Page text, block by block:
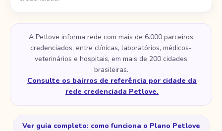
A Petlove informa rede com mais de 6.000 parceiros
credenciados, entre clínicas, laboratórios, médicos-
veterinários e hospitais, em mais de 200 cidades
brasileiras.
Consulte os bairros de referência por cidade da
rede credenciada Petlove.
Ver guia completo: como funciona o Plano Petlove